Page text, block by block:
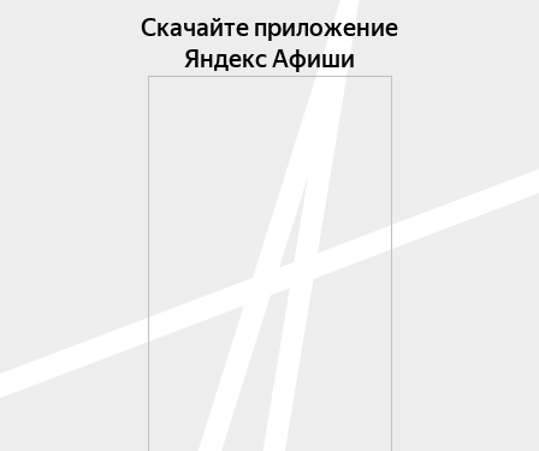
Скачайте приложение
Яндекс Афиши